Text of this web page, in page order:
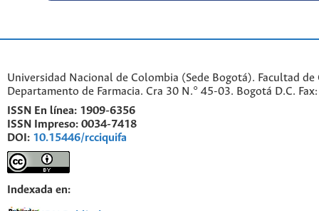
Universidad Nacional de Colombia (Sede Bogotá). Facultad de
Departamento de Farmacia. Cra 30 N.° 45-03. Bogotá D.C.
ISSN En línea: 1909-6356
ISSN Impreso: 0034-7418
DOI: 10.15446/rcciquifa
Indexada en: